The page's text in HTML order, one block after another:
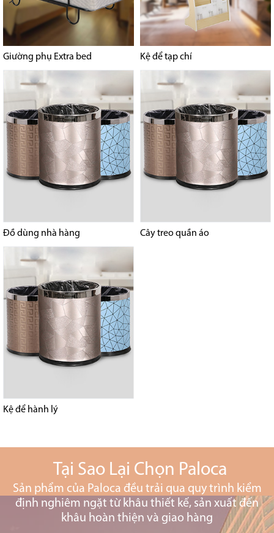
Giường phụ Extra bed Kệ để tạp chí
Đồ dùng nhà hàng Cây treo quần áo
Kệ để hành lý
Tại Sao Lại Chọn Paloca
Sản phẩm của Paloca đều trải qua quy trình kiểm
định nghiêm ngặt từ khâu thiết kế, sản xuất đến
khâu hoàn thiện và giao hàng